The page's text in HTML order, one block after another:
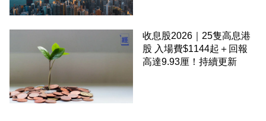
收息股2026｜25隻高息港
股 入場費$1144起＋回報
高達9.93厘！持續更新